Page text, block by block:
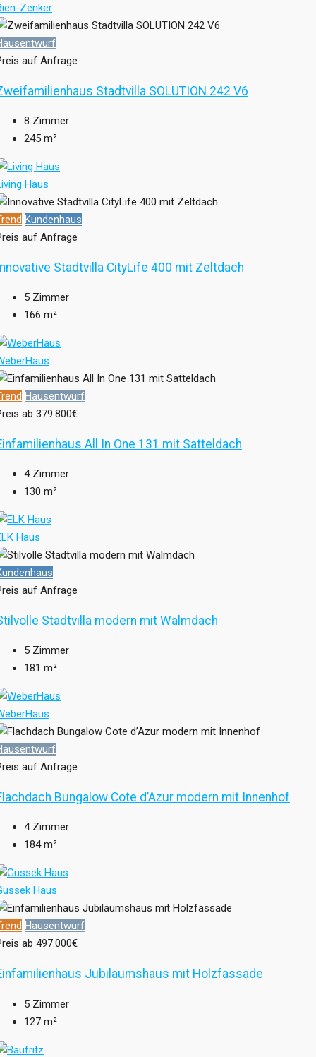
Zenker
auf Anfrage
Stadtvilla SOLUTION 242 V6
8 Zimmer
245 m²
Haus
Kundenhaus
auf Anfrage
Stadtvilla CityLife 400 mit Zeltdach
5 Zimmer
166 m²
Hausentwurf
ab 379.800€
All In One 131 mit Satteldach
4 Zimmer
130 m²
Haus
auf Anfrage
Stadtvilla modern mit Walmdach
5 Zimmer
181 m²
auf Anfrage
Bungalow Cote d’Azur modern mit Innenhof
4 Zimmer
184 m²
Haus
Hausentwurf
ab 497.000€
Jubiläumshaus mit Holzfassade
5 Zimmer
127 m²